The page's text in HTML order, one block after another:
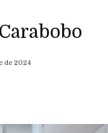
de 2024